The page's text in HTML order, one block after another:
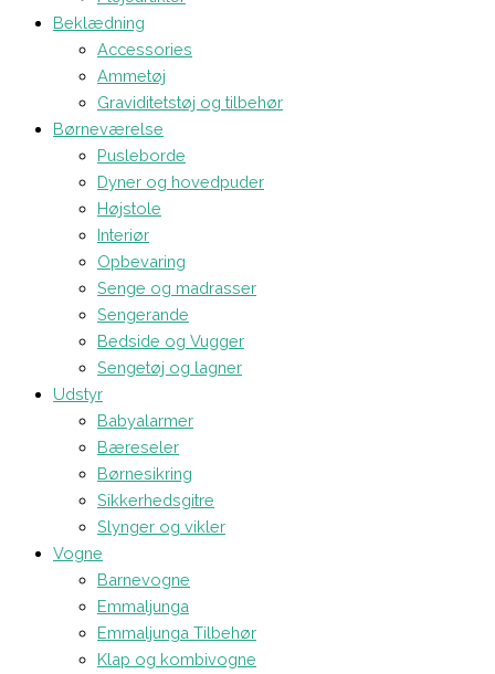
Beklædning
Accessories
Ammetøj
Graviditetstøj og tilbehør
Børneværelse
Pusleborde
Dyner og hovedpuder
Højstole
Interiør
Opbevaring
Senge og madrasser
Sengerande
Bedside og Vugger
Sengetøj og lagner
Udstyr
Babyalarmer
Bæreseler
Børnesikring
Sikkerhedsgitre
Slynger og vikler
Vogne
Barnevogne
Emmaljunga
Emmaljunga Tilbehør
Klap og kombivogne